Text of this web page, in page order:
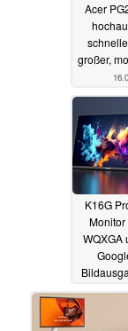
Acer
großer,
K16G
WQXGA